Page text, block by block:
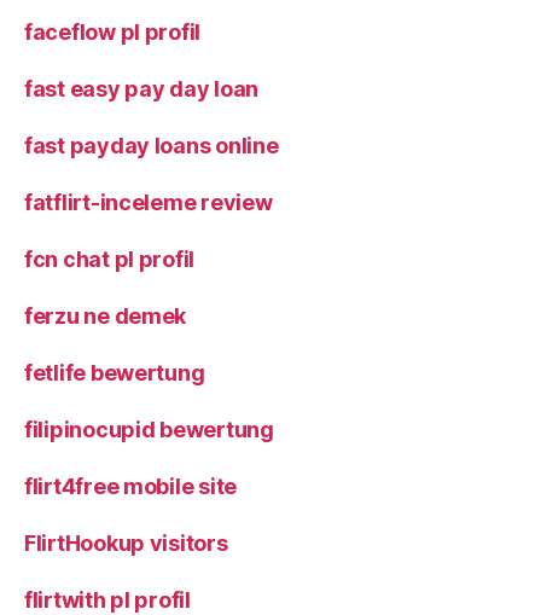
faceflow pl profil
fast easy pay day loan
fast payday loans online
fatflirt-inceleme review
fcn chat pl profil
ferzu ne demek
fetlife bewertung
filipinocupid bewertung
flirt4free mobile site
FlirtHookup visitors
flirtwith pl profil